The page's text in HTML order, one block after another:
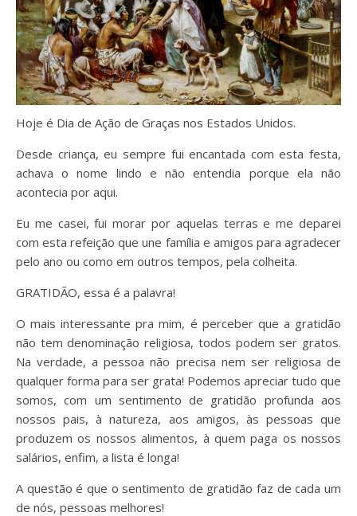
Hoje é Dia de Ação de Graças nos Estados Unidos.
Desde criança, eu sempre fui encantada com esta festa,
achava o nome lindo e não entendia porque ela não
acontecia por aqui.
Eu me casei, fui morar por aquelas terras e me deparei
com esta refeição que une família e amigos para agradecer
pelo ano ou como em outros tempos, pela colheita.
GRATIDÃO, essa é a palavra!
O mais interessante pra mim, é perceber que a gratidão
não tem denominação religiosa, todos podem ser gratos.
Na verdade, a pessoa não precisa nem ser religiosa de
qualquer forma para ser grata! Podemos apreciar tudo que
somos, com um sentimento de gratidão profunda aos
nossos pais, à natureza, aos amigos, às pessoas que
produzem os nossos alimentos, à quem paga os nossos
salários, enfim, a lista é longa!
A questão é que o sentimento de gratidão faz de cada um
de nós, pessoas melhores!